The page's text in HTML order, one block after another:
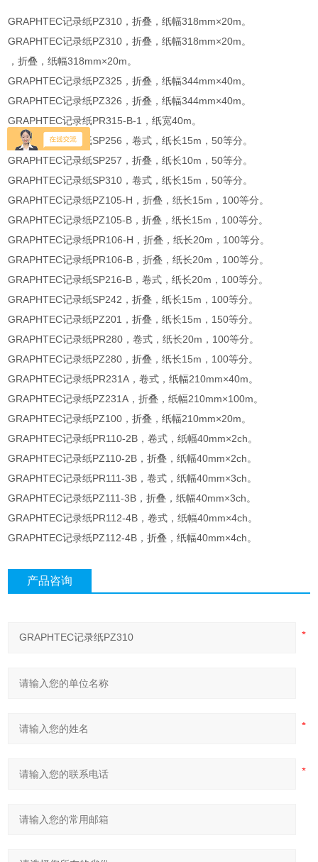
GRAPHTEC记录纸PZ310，折叠，纸幅318mm×20m。
GRAPHTEC记录纸PZ310，折叠，纸幅318mm×20m。
，折叠，纸幅318mm×20m。
GRAPHTEC记录纸PZ325，折叠，纸幅344mm×40m。
GRAPHTEC记录纸PZ326，折叠，纸幅344mm×40m。
GRAPHTEC记录纸PR315-B-1，纸宽40m。
GRAPHTEC记录纸SP256，卷式，纸长15m，50等分。
GRAPHTEC记录纸SP257，折叠，纸长10m，50等分。
GRAPHTEC记录纸SP310，卷式，纸长15m，50等分。
GRAPHTEC记录纸PZ105-H，折叠，纸长15m，100等分。
GRAPHTEC记录纸PZ105-B，折叠，纸长15m，100等分。
GRAPHTEC记录纸PR106-H，折叠，纸长20m，100等分。
GRAPHTEC记录纸PR106-B，折叠，纸长20m，100等分。
GRAPHTEC记录纸SP216-B，卷式，纸长20m，100等分。
GRAPHTEC记录纸SP242，折叠，纸长15m，100等分。
GRAPHTEC记录纸PZ201，折叠，纸长15m，150等分。
GRAPHTEC记录纸PR280，卷式，纸长20m，100等分。
GRAPHTEC记录纸PZ280，折叠，纸长15m，100等分。
GRAPHTEC记录纸PR231A，卷式，纸幅210mm×40m。
GRAPHTEC记录纸PZ231A，折叠，纸幅210mm×100m。
GRAPHTEC记录纸PZ100，折叠，纸幅210mm×20m。
GRAPHTEC记录纸PR110-2B，卷式，纸幅40mm×2ch。
GRAPHTEC记录纸PZ110-2B，折叠，纸幅40mm×2ch。
GRAPHTEC记录纸PR111-3B，卷式，纸幅40mm×3ch。
GRAPHTEC记录纸PZ111-3B，折叠，纸幅40mm×3ch。
GRAPHTEC记录纸PR112-4B，卷式，纸幅40mm×4ch。
GRAPHTEC记录纸PZ112-4B，折叠，纸幅40mm×4ch。
产品咨询